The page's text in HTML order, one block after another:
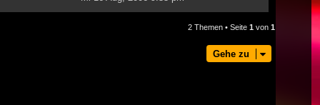
2 Themen • Seite 1 von 1
Gehe zu